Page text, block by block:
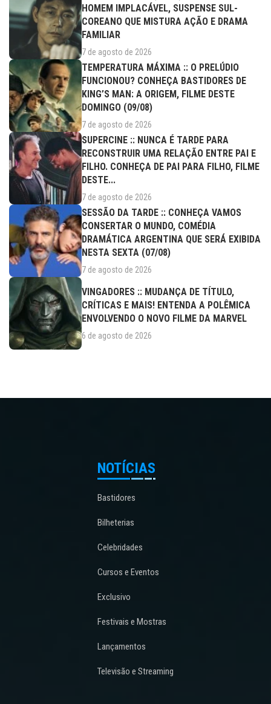
HOMEM IMPLACÁVEL, SUSPENSE SUL-
COREANO QUE MISTURA AÇÃO E DRAMA
FAMILIAR
7 de agosto de 2026
TEMPERATURA MÁXIMA :: O PRELÚDIO
FUNCIONOU? CONHEÇA BASTIDORES DE
KING’S MAN: A ORIGEM, FILME DESTE
DOMINGO (09/08)
7 de agosto de 2026
SUPERCINE :: NUNCA É TARDE PARA
RECONSTRUIR UMA RELAÇÃO ENTRE PAI E
FILHO. CONHEÇA DE PAI PARA FILHO, FILME
DESTE...
7 de agosto de 2026
SESSÃO DA TARDE :: CONHEÇA VAMOS
CONSERTAR O MUNDO, COMÉDIA
DRAMÁTICA ARGENTINA QUE SERÁ EXIBIDA
NESTA SEXTA (07/08)
7 de agosto de 2026
VINGADORES :: MUDANÇA DE TÍTULO,
CRÍTICAS E MAIS! ENTENDA A POLÊMICA
ENVOLVENDO O NOVO FILME DA MARVEL
6 de agosto de 2026
NOTÍCIAS
Bastidores
Bilheterias
Celebridades
Cursos e Eventos
Exclusivo
Festivais e Mostras
Lançamentos
Televisão e Streaming